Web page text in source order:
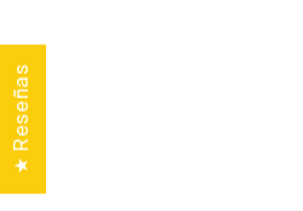
★ Reseñas